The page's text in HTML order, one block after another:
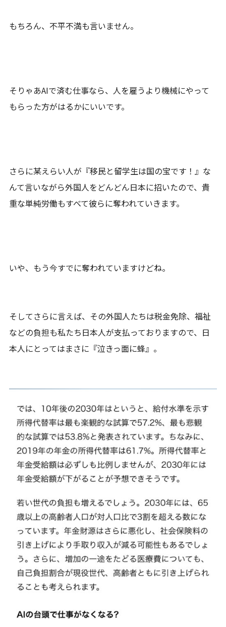
もちろん、不平不満も言いません。
そりゃあAIで済む仕事なら、人を雇うより機械にやって
もらった方がはるかにいいです。
さらに某えらい人が『移民と留学生は国の宝です！』な
んて言いながら外国人をどんどん日本に招いたので、貴
重な単純労働もすべて彼らに奪われていきます。
いや、もう今すでに奪われていますけどね。
そしてさらに言えば、その外国人たちは税金免除、福祉
などの負担も私たち日本人が支払っておりますので、日
本人にとってはまさに『泣きっ面に蜂』。